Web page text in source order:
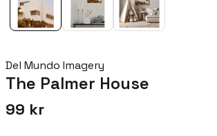
Del Mundo Imagery
The Palmer House
99 kr